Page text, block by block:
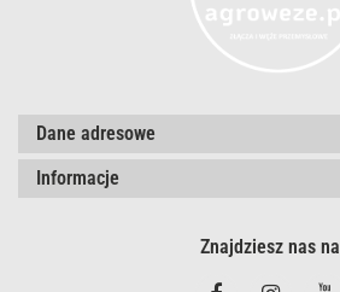
Dane adresowe
Informacje
Znajdziesz nas na